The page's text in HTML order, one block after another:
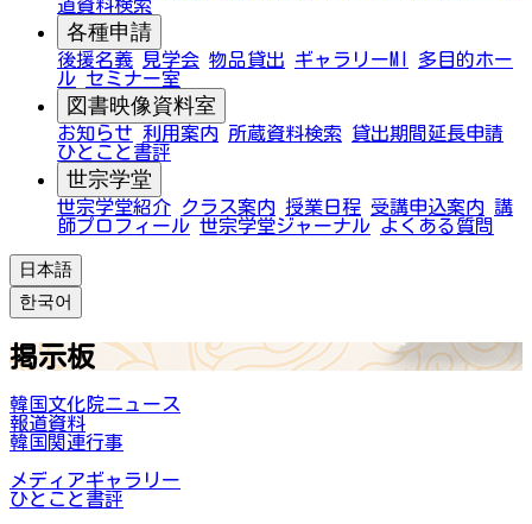
道資料検索
各種申請
後援名義 見学会 物品貸出 ギャラリーMI
多目的ホー
ル セミナー室
図書映像資料室
お知らせ 利用案内 所蔵資料検索
貸出期間延長申請
ひとこと書評
世宗学堂
世宗学堂紹介 クラス案内 授業日程 受講申込案内 講
師プロフィール 世宗学堂ジャーナル よくある質問
日本語
한국어
掲示板
韓国文化院ニュース
報道資料
韓国関連行事
メディアギャラリー
ひとこと書評